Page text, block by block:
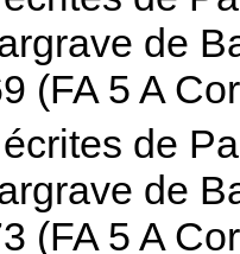
de
(FA 5 A
de
de
(FA 5 A